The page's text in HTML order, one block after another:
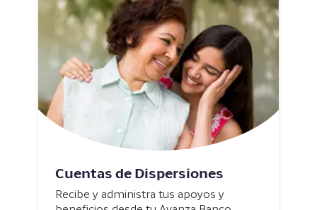
Cuentas de Dispersiones
Recibe y administra tus apoyos y